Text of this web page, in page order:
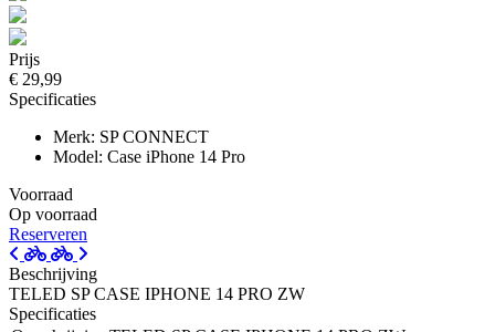
Prijs
€ 29,99
Specificaties
Merk: SP CONNECT
Model: Case iPhone 14 Pro
Voorraad
Op voorraad
Reserveren
Beschrijving
TELED SP CASE IPHONE 14 PRO ZW
Specificaties